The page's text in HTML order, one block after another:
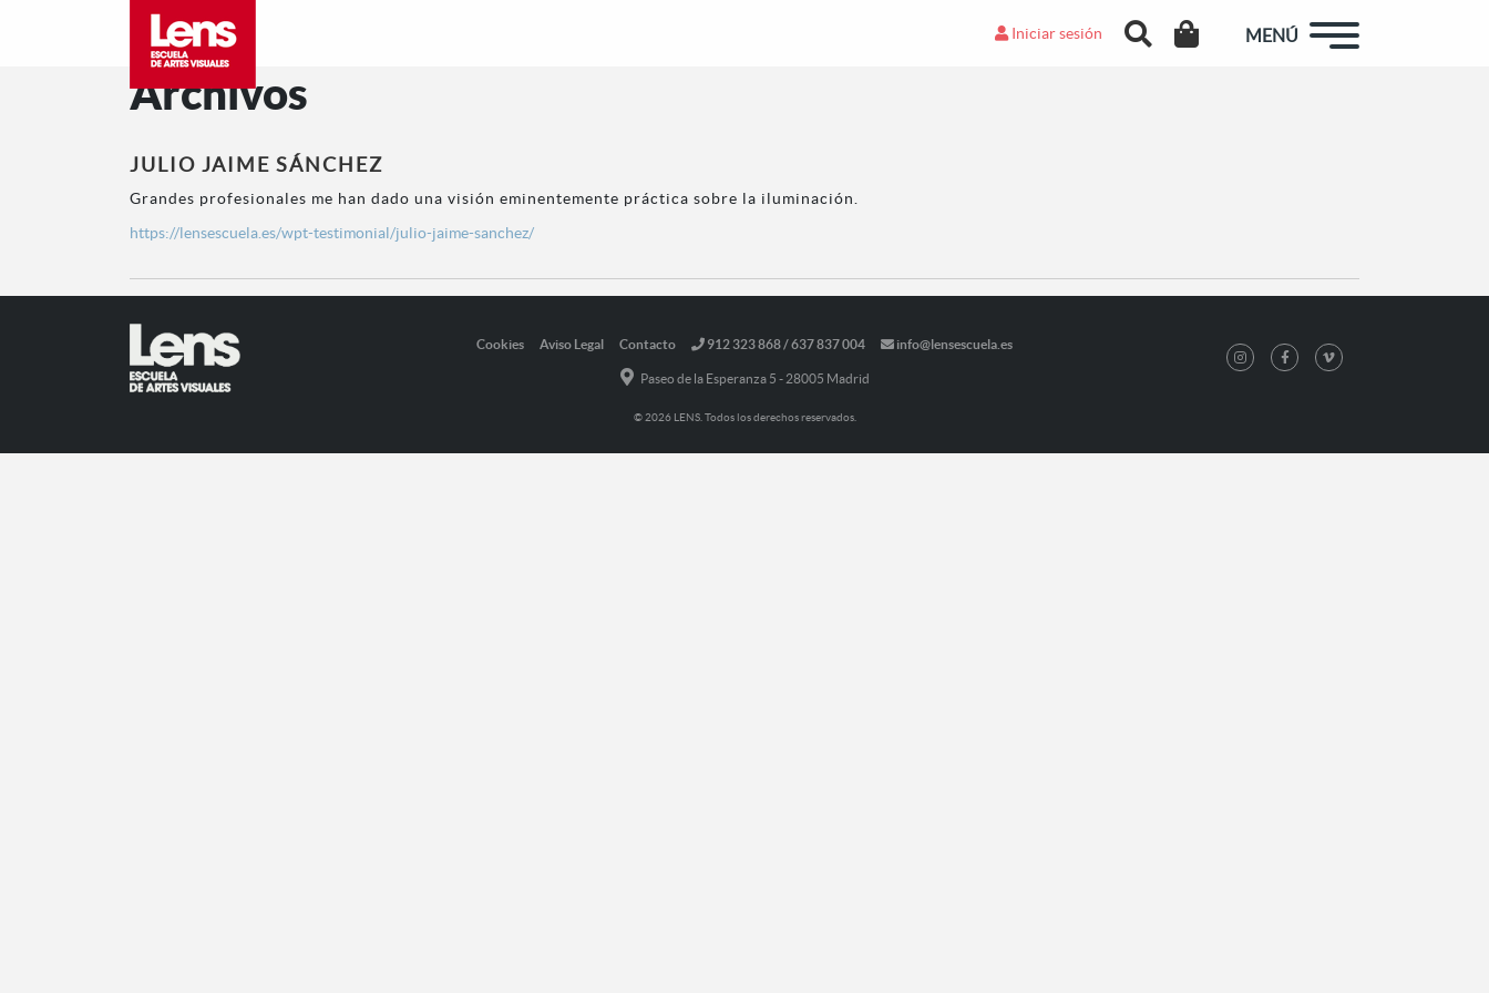
Iniciar sesión MENÚ
Archivos
JULIO JAIME SÁNCHEZ
Grandes profesionales me han dado una visión eminentemente práctica sobre la iluminación.
https://lensescuela.es/wpt-testimonial/julio-jaime-sanchez/
Cookies Aviso Legal Contacto 912 323 868 / 637 837 004 info@lensescuela.es
Paseo de la Esperanza 5 - 28005 Madrid
© 2026 LENS. Todos los derechos reservados.